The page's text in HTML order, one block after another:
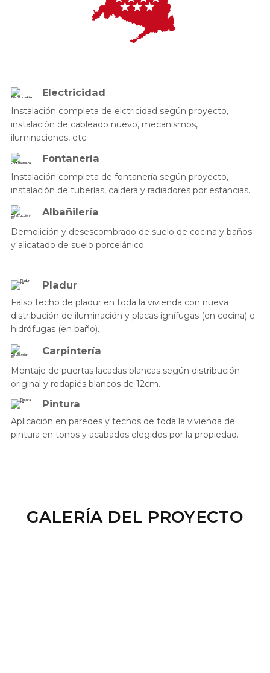
Electricidad
Instalación completa de elctricidad según proyecto,
instalación de cableado nuevo, mecanismos,
iluminaciones, etc.
Fontanería
Instalación completa de fontanería según proyecto,
instalación de tuberías, caldera y radiadores por estancias.
Albañilería
Demolición y desescombrado de suelo de cocina y baños
y alicatado de suelo porcelánico.
Pladur
Falso techo de pladur en toda la vivienda con nueva
distribución de iluminación y placas ignífugas (en cocina) e
hidrófugas (en baño).
Carpintería
Montaje de puertas lacadas blancas según distribución
original y rodapiés blancos de 12cm.
Pintura
Aplicación en paredes y techos de toda la vivienda de
pintura en tonos y acabados elegidos por la propiedad.
GALERÍA DEL PROYECTO